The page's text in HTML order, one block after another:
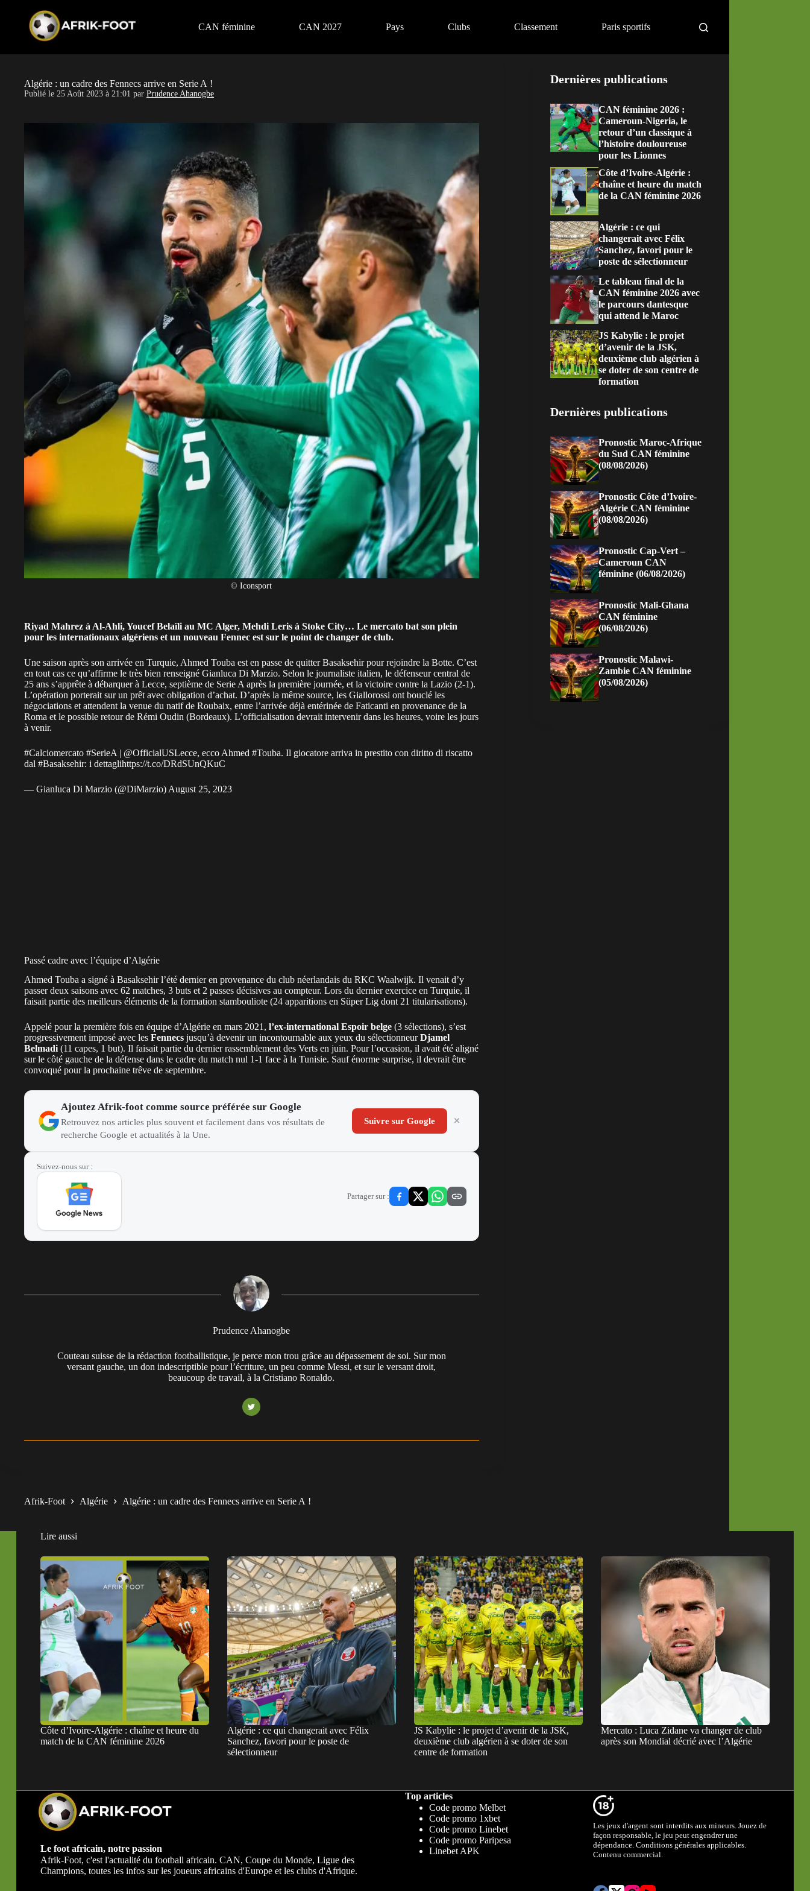
CAN féminine CAN 2027 Pays Clubs Classement Paris sportifs
Algérie : un cadre des Fennecs arrive en Serie A !
Publié le 25 Août 2023 à 21:01 par Prudence Ahanogbe
© Iconsport
Riyad Mahrez à Al-Ahli, Youcef Belaïli au MC Alger, Mehdi Leris à Stoke City… Le mercato bat son plein
pour les internationaux algériens et un nouveau Fennec est sur le point de changer de club.
Une saison après son arrivée en Turquie, Ahmed Touba est en passe de quitter Basaksehir pour rejoindre la Botte. C’est
en tout cas ce qu’affirme le très bien renseigné Gianluca Di Marzio. Selon le journaliste italien, le défenseur central de
25 ans s’apprête à débarquer à Lecce, septième de Serie A après la première journée, et la victoire contre la Lazio (2-1).
L’opération porterait sur un prêt avec obligation d’achat. D’après la même source, les Giallorossi ont bouclé les
négociations et attendent la venue du natif de Roubaix, entre l’arrivée déjà entérinée de Faticanti en provenance de la
Roma et le possible retour de Rémi Oudin (Bordeaux). L’officialisation devrait intervenir dans les heures, voire les jours
à venir.
#Calciomercato #SerieA | @OfficialUSLecce, ecco Ahmed #Touba. Il giocatore arriva in prestito con diritto di riscatto
dal #Basaksehir: i dettaglihttps://t.co/DRdSUnQKuC
— Gianluca Di Marzio (@DiMarzio) August 25, 2023
Passé cadre avec l’équipe d’Algérie
Ahmed Touba a signé à Basaksehir l’été dernier en provenance du club néerlandais du RKC Waalwijk. Il venait d’y
passer deux saisons avec 62 matches, 3 buts et 2 passes décisives au compteur. Lors du dernier exercice en Turquie, il
faisait partie des meilleurs éléments de la formation stambouliote (24 apparitions en Süper Lig dont 21 titularisations).
Appelé pour la première fois en équipe d’Algérie en mars 2021, l’ex-international Espoir belge (3 sélections), s’est
progressivement imposé avec les Fennecs jusqu’à devenir un incontournable aux yeux du sélectionneurDjamel
Belmadi(11 capes, 1 but). Il faisait partie du dernier rassemblement des Verts en juin. Pour l’occasion, il avait été aligné
sur le côté gauche de la défense dans le cadre du match nul 1-1 face à la Tunisie. Sauf énorme surprise, il devrait être
convoqué pour la prochaine trêve de septembre.
Ajoutez Afrik-foot comme source préférée sur Google
Retrouvez nos articles plus souvent et facilement dans vos résultats de
recherche Google et actualités à la Une.
Suivre sur Google
Suivez-nous sur :
Partager sur :
Prudence Ahanogbe
Couteau suisse de la rédaction footballistique, je perce mon trou grâce au dépassement de soi. Sur mon
versant gauche, un don indescriptible pour l’écriture, un peu comme Messi, et sur le versant droit,
beaucoup de travail, à la Cristiano Ronaldo.
Dernières publications
CAN féminine 2026 :
Cameroun-Nigeria, le
retour d’un classique à
l’histoire douloureuse
pour les Lionnes
Côte d’Ivoire-Algérie :
chaîne et heure du match
de la CAN féminine 2026
Algérie : ce qui
changerait avec Félix
Sanchez, favori pour le
poste de sélectionneur
Le tableau final de la
CAN féminine 2026 avec
le parcours dantesque
qui attend le Maroc
JS Kabylie : le projet
d’avenir de la JSK,
deuxième club algérien à
se doter de son centre de
formation
Dernières publications
Pronostic Maroc-Afrique
du Sud CAN féminine
(08/08/2026)
Pronostic Côte d’Ivoire-
Algérie CAN féminine
(08/08/2026)
Pronostic Cap-Vert –
Cameroun CAN
féminine (06/08/2026)
Pronostic Mali-Ghana
CAN féminine
(06/08/2026)
Pronostic Malawi-
Zambie CAN féminine
(05/08/2026)
Afrik-Foot Algérie Algérie : un cadre des Fennecs arrive en Serie A !
Lire aussi
Côte d’Ivoire-Algérie : chaîne et heure du
match de la CAN féminine 2026
Algérie : ce qui changerait avec Félix
Sanchez, favori pour le poste de
sélectionneur
JS Kabylie : le projet d’avenir de la JSK,
deuxième club algérien à se doter de son
centre de formation
Mercato : Luca Zidane va changer de club
après son Mondial décrié avec l’Algérie
Le foot africain, notre passion
Afrik-Foot, c'est l'actualité du football africain. CAN, Coupe du Monde, Ligue des
Champions, toutes les infos sur les joueurs africains d'Europe et les clubs d'Afrique.
Top articles
Code promo Melbet
Code promo 1xbet
Code promo Linebet
Code promo Paripesa
Linebet APK
Les jeux d'argent sont interdits aux mineurs. Jouez de
façon responsable, le jeu peut engendrer une
dépendance. Conditions générales applicables.
Contenu commercial.